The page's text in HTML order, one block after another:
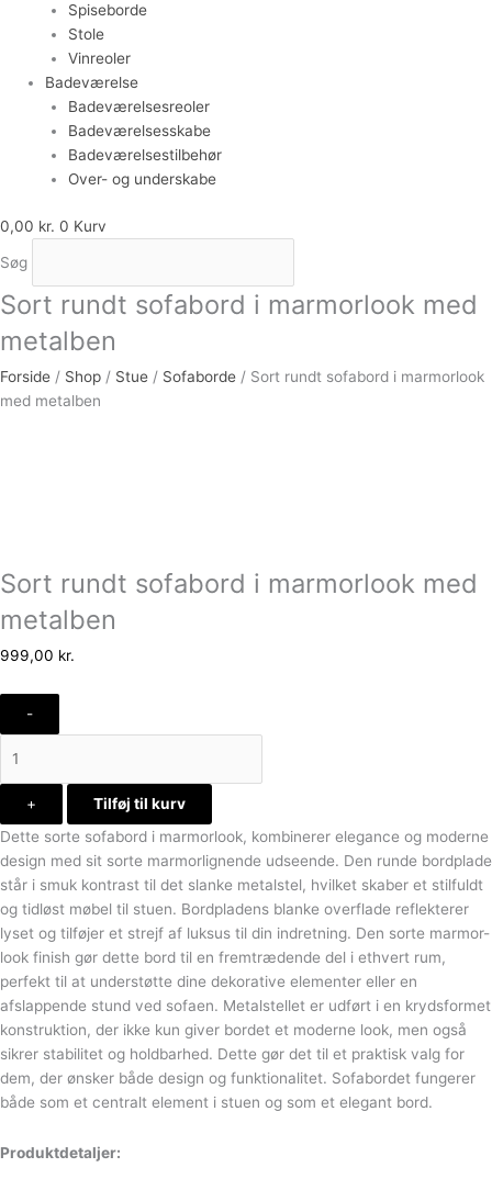
Spiseborde
Stole
Vinreoler
Badeværelse
Badeværelsesreoler
Badeværelsesskabe
Badeværelsestilbehør
Over- og underskabe
0,00 kr. 0 Kurv
Søg
Sort rundt sofabord i marmorlook med
metalben
Forside / Shop / Stue / Sofaborde / Sort rundt sofabord i marmorlook
med metalben
Sort rundt sofabord i marmorlook med
metalben
999,00 kr.
-
+
Tilføj til kurv
Dette sorte sofabord i marmorlook, kombinerer elegance og moderne
design med sit sorte marmorlignende udseende. Den runde bordplade
står i smuk kontrast til det slanke metalstel, hvilket skaber et stilfuldt
og tidløst møbel til stuen. Bordpladens blanke overflade reflekterer
lyset og tilføjer et strejf af luksus til din indretning. Den sorte marmor-
look finish gør dette bord til en fremtrædende del i ethvert rum,
perfekt til at understøtte dine dekorative elementer eller en
afslappende stund ved sofaen. Metalstellet er udført i en krydsformet
konstruktion, der ikke kun giver bordet et moderne look, men også
sikrer stabilitet og holdbarhed. Dette gør det til et praktisk valg for
dem, der ønsker både design og funktionalitet. Sofabordet fungerer
både som et centralt element i stuen og som et elegant bord.
Produktdetaljer: